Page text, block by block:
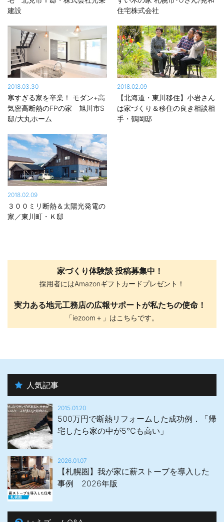
建設
住宅株式会社
2018.03.30
寒すぎる家を卒業！ モダン+高
気密高断熱のFPの家 旭川市S
邸/大丸ホーム
2018.02.09
【北海道・東川移住】小岩さん
は家づくり＆移住の良き相談相
手・鶴岡邸
2018.02.09
３００ミリ断熱＆太陽光発電の
家／東川町・Ｋ邸
家づくり体験談 投稿募集中！
採用者にはAmazonギフトカードプレゼント！
実力ある地元工務店の広報サポートが私たちの使命！
「iezoom＋」はこちらです。
人気記事
2015.01.20
500万円で断熱リフォームした成功例．「帰
宅したら家の中が5℃も高い」
2026.01.07
【札幌圏】我が家に薪ストーブを導入した
事例 2026年版